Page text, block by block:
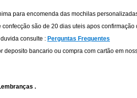
para encomenda das mochilas
confecção são de 20 dias uteis apos confirmação
consulte : Perguntas Frequentes
deposito bancario ou compra com cartão em
.